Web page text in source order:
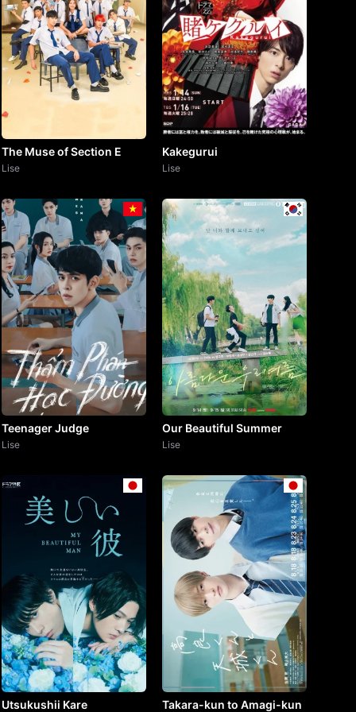
The Muse of Section E
Lise
Kakegurui
Lise
Teenager Judge
Lise
Our Beautiful Summer
Lise
Utsukushii Kare Takara-kun to Amagi-kun